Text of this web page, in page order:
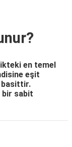
en temel
eşit
basittir.
bir sabit